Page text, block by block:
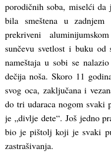
porodičnih soba, miselći da
bila smeštena u
prekriveni
sunčevu svetlost i buku
nameštaja u sobi se
dečija noša. Skoro 11
svog oca, zaključana i
do tri udaraca nogom svaki
je „divlje dete“. Još jedno
bio je pištolj koji je svaki
zastrašivanja.